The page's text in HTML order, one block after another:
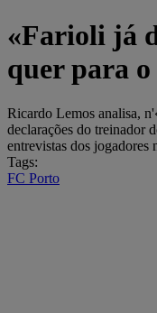
«Farioli já
quer para o
Ricardo Lemos analisa,
declarações do treinador
entrevistas dos jogadores
Tags:
FC Porto